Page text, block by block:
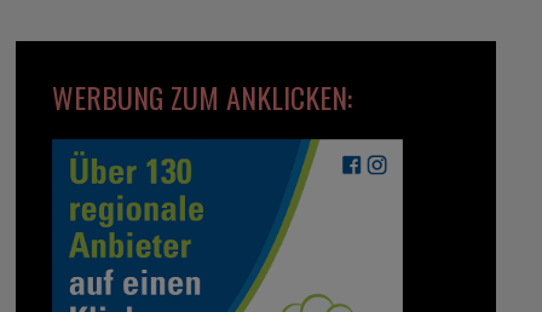
WERBUNG ZUM ANKLICKEN: